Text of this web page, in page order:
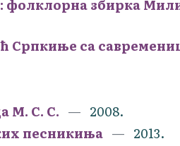
фолклорна збирка
Српкиње са
М. С. С.
2008.
песникиња
2013.